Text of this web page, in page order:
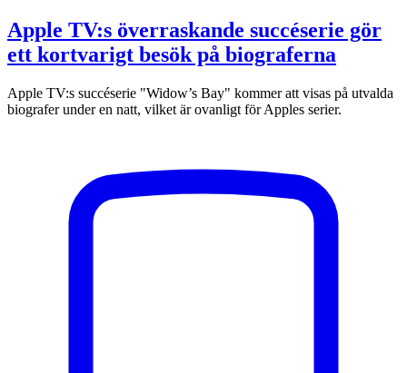
Apple TV:s överraskande succéserie gör
ett kortvarigt besök på biograferna
Apple TV:s succéserie "Widow’s Bay" kommer att visas på utvalda
biografer under en natt, vilket är ovanligt för Apples serier.